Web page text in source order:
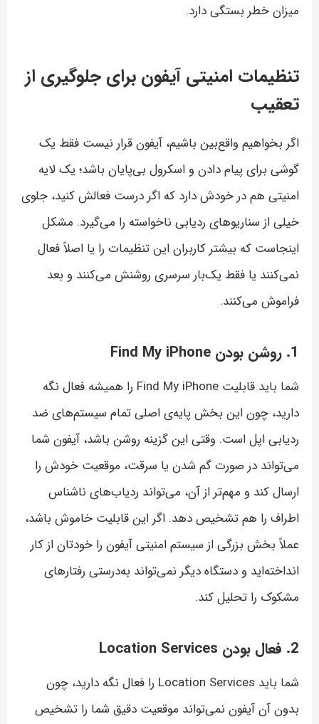
میزان خطر بستگی دارد.
تنظیمات امنیتی آیفون برای جلوگیری از
تعقیب
اگر بخواهیم واقع‌بین باشیم، آیفون قرار نیست فقط یک
گوشی برای پیام دادن و اسکرول بی‌پایان باشد؛ یک لایه
امنیتی هم در خودش دارد که اگر درست فعالش کنید، جلوی
خیلی از سناریوهای ردیابی ناخواسته را می‌گیرد. مشکل
اینجاست که بیشتر کاربران این تنظیمات را یا اصلاً فعال
نمی‌کنند یا فقط یک‌بار سرسری روشنش می‌کنند و بعد
فراموش می‌کنند.
1. روشن بودن Find My iPhone
شما باید قابلیت Find My iPhone را همیشه فعال نگه
دارید، چون این بخش پایه‌ی اصلی تمام سیستم‌های ضد
ردیابی اپل است. وقتی این گزینه روشن باشد، آیفون شما
می‌تواند در صورت گم شدن یا سرقت، موقعیت خودش را
ارسال کند و مهم‌تر از آن، می‌تواند ردیاب‌های ناشناس
اطراف را هم تشخیص دهد. اگر این قابلیت خاموش باشد،
عملاً بخش بزرگی از سیستم امنیتی آیفون را خودتان از کار
انداخته‌اید و دستگاه دیگر نمی‌تواند به‌درستی رفتارهای
مشکوک را تحلیل کند.
2. فعال بودن Location Services
شما باید Location Services را فعال نگه دارید، چون
بدون آن آیفون نمی‌تواند موقعیت دقیق شما را تشخیص